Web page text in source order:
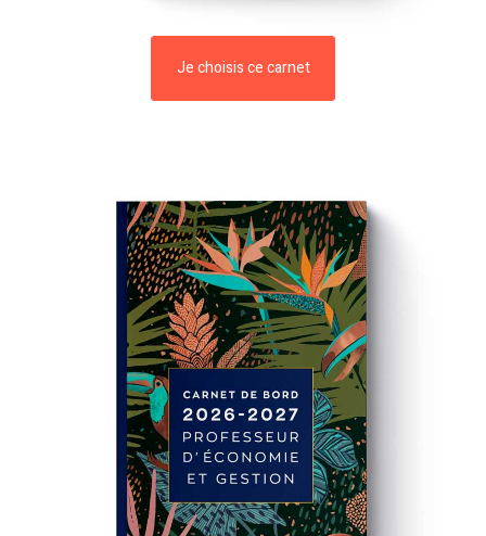
Je choisis ce carnet